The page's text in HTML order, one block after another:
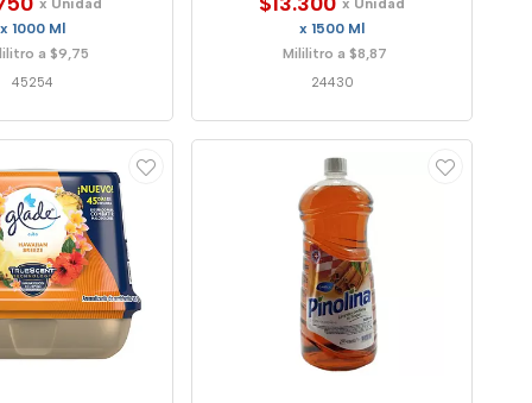
x Unidad
x 1000 Ml
a $9,75
45254
x Unidad
x 1500 Ml
Mililitro a $8,87
24430